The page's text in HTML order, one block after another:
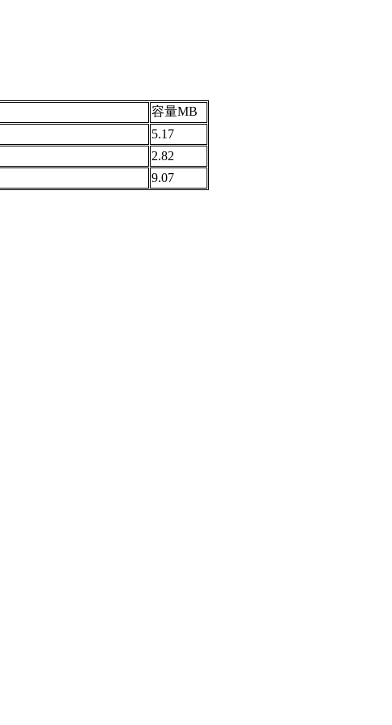
容量MB
5.17
2.82
9.07